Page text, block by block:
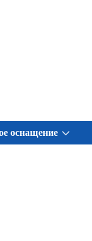
оснащение